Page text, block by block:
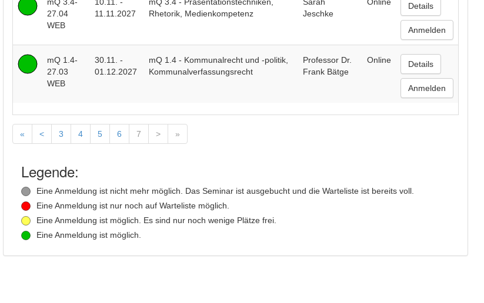
27.04
WEB
11.11.2027
Rhetorik, Medienkompetenz
Jeschke
Details
Anmelden
mQ 1.4-
27.03
WEB
30.11. -
01.12.2027
mQ 1.4 - Kommunalrecht und -politik,
Kommunalverfassungsrecht
Professor Dr.
Frank Bätge
Online Details
Anmelden
« < 3 4 5 6 7 > »
Legende:
Eine Anmeldung ist nicht mehr möglich. Das Seminar ist ausgebucht und die Warteliste ist bereits voll.
Eine Anmeldung ist nur noch auf Warteliste möglich.
Eine Anmeldung ist möglich. Es sind nur noch wenige Plätze frei.
Eine Anmeldung ist möglich.